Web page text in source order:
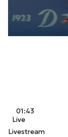
01:43
Live
Livestream